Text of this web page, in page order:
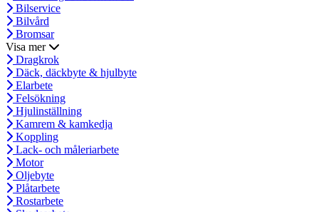
Bilservice
Bilvård
Bromsar
Visa mer
Dragkrok
Däck, däckbyte & hjulbyte
Elarbete
Felsökning
Hjulinställning
Kamrem & kamkedja
Koppling
Lack- och måleriarbete
Motor
Oljebyte
Plåtarbete
Rostarbete